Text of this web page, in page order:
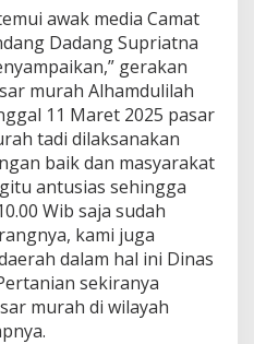
a
n
M
u
r
a
h
u
n
t
u
k
K
e
b
u
awak media Camat
Dadang Supriatna
gerakan
murah Alhamdulilah
11 Maret 2025 pasar
tadi dilaksanakan
baik dan masyarakat
antusias sehingga
Wib saja sudah
kami juga
dalam hal ini Dinas
sekiranya
murah di wilayah